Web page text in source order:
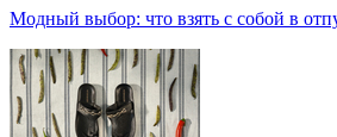
Модный выбор: что взять с собой в